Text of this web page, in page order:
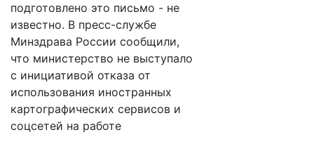
подготовлено это письмо - не
известно. В пресс-службе
Минздрава России сообщили,
что министерство не выступало
с инициативой отказа от
использования иностранных
картографических сервисов и
соцсетей на работе